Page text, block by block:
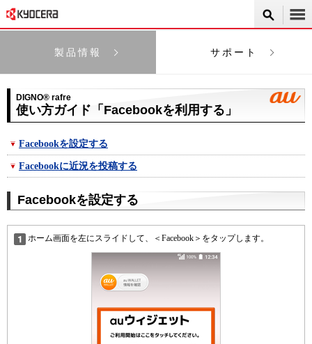
製品情報 サポート
DIGNO® rafre
使い方ガイド「Facebookを利用する」
Facebookを設定する
Facebookに近況を投稿する
Facebookを設定する
ホーム画面を左にスライドして、＜Facebook＞をタップします。